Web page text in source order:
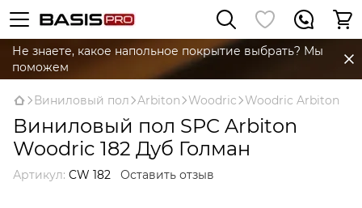
Не знаете, какое напольное покрытие выбрать? Мы
поможем
Виниловый пол Arbiton Woodric Woodric Arbiton
Виниловый пол SPC Arbiton
Woodric 182 Дуб Голман
Артикул: CW 182 Оставить отзыв